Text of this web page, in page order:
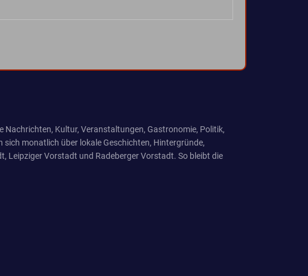
Kultur, Veranstaltungen, Gastronomie, Politik,
monatlich über lokale Geschichten, Hintergründe,
Leipziger Vorstadt und Radeberger Vorstadt. So bleibt die